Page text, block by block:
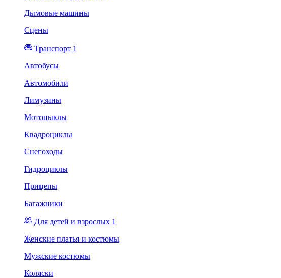
Дымовые машины
Сцены
Транспорт 1
Автобусы
Автомобили
Лимузины
Мотоцыклы
Квадроциклы
Снегоходы
Гидроциклы
Прицепы
Багажники
Для детей и взрослых 1
Женские платья и костюмы
Мужские костюмы
Коляски